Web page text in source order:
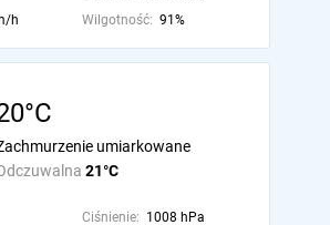
h Wilgotność: 91%
21°C
umiarkowane
Ciśnienie: 1008 hPa